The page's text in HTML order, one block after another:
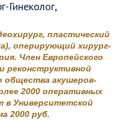
Гинеколог,
пластический
оперирующий хирург-
Член Европейского
реконструктивной
общества акушеров-
2000 оперативных
в Университетской
2000 руб.